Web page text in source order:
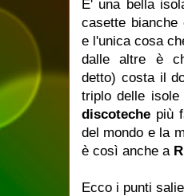
E' una bella
casette
e l'unica cosa
dalle altre è
detto) costa il
triplo delle
discoteche più
del mondo e la
è così anche a
Ecco i punti